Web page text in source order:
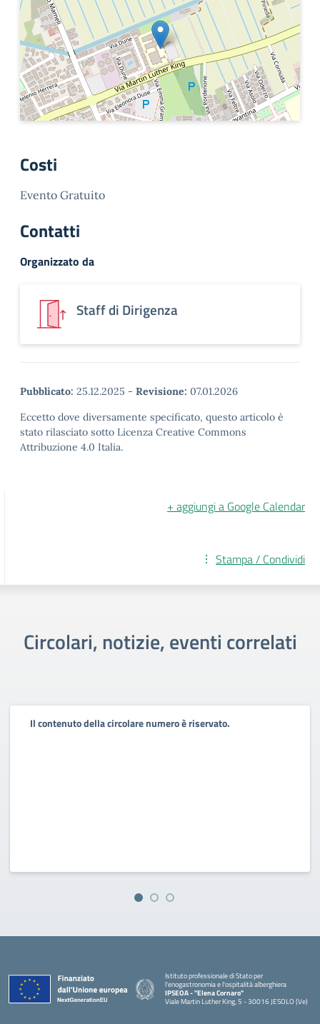
Costi
Evento Gratuito
Contatti
Organizzato da
Staff di Dirigenza
Pubblicato: 25.12.2025 - Revisione: 07.01.2026
Eccetto dove diversamente specificato, questo articolo è
stato rilasciato sotto Licenza Creative Commons
Attribuzione 4.0 Italia.
+ aggiungi a Google Calendar
Stampa / Condividi
Circolari, notizie, eventi correlati
Il contenuto della circolare numero è riservato.
Istituto professionale di Stato per
l'enogastronomia e l'ospitalità alberghiera
IPSEOA - ''Elena Cornaro"
Viale Martin Luther King, 5 - 30016 JESOLO (Ve)
— Visita la pagina iniziale della scuola